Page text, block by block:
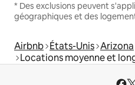
* Des exclusions peuvent
géographiques et des
Airbnb États-Unis Arizona
Locations moyenne et